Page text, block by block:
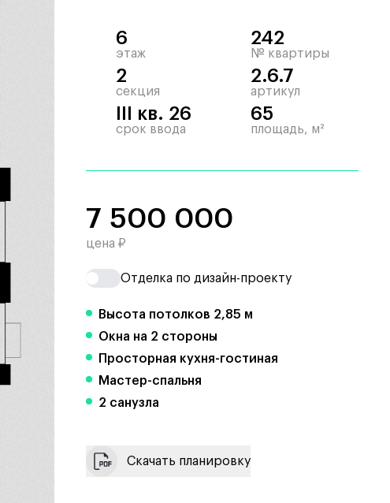
6
этаж
2
секция
III кв. 26
срок ввода
242
№ квартиры
2.6.7
артикул
65
площадь, м²
7 500 000
цена ₽
Отделка по дизайн-проекту
Высота потолков 2,85 м
Окна на 2 стороны
Просторная кухня-гостиная
Мастер-спальня
2 санузла
Скачать планировку